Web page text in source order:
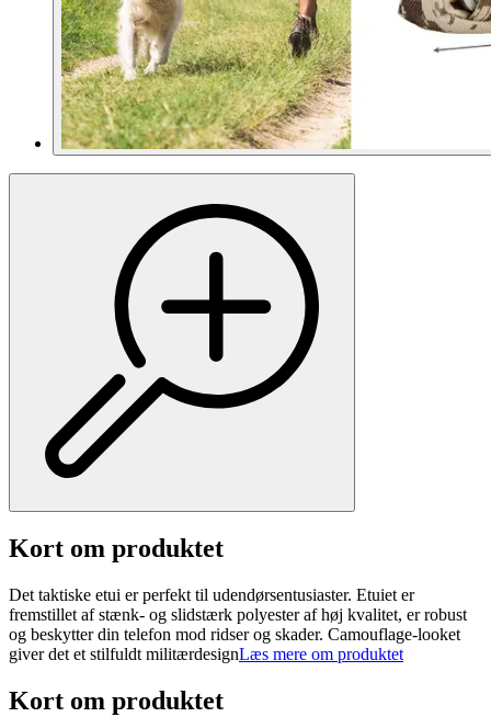
Kort om produktet
Det taktiske etui er perfekt til udendørsentusiaster. Etuiet er
fremstillet af stænk- og slidstærk polyester af høj kvalitet, er robust
og beskytter din telefon mod ridser og skader. Camouflage-looket
giver det et stilfuldt militærdesignLæs mere om produktet
Kort om produktet